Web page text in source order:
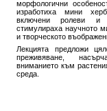
морфологични
изработиха мини
включени ролеви и
стимулираха научното
и творческото
Лекцията предложи
преживяване,
вниманието към
среда.